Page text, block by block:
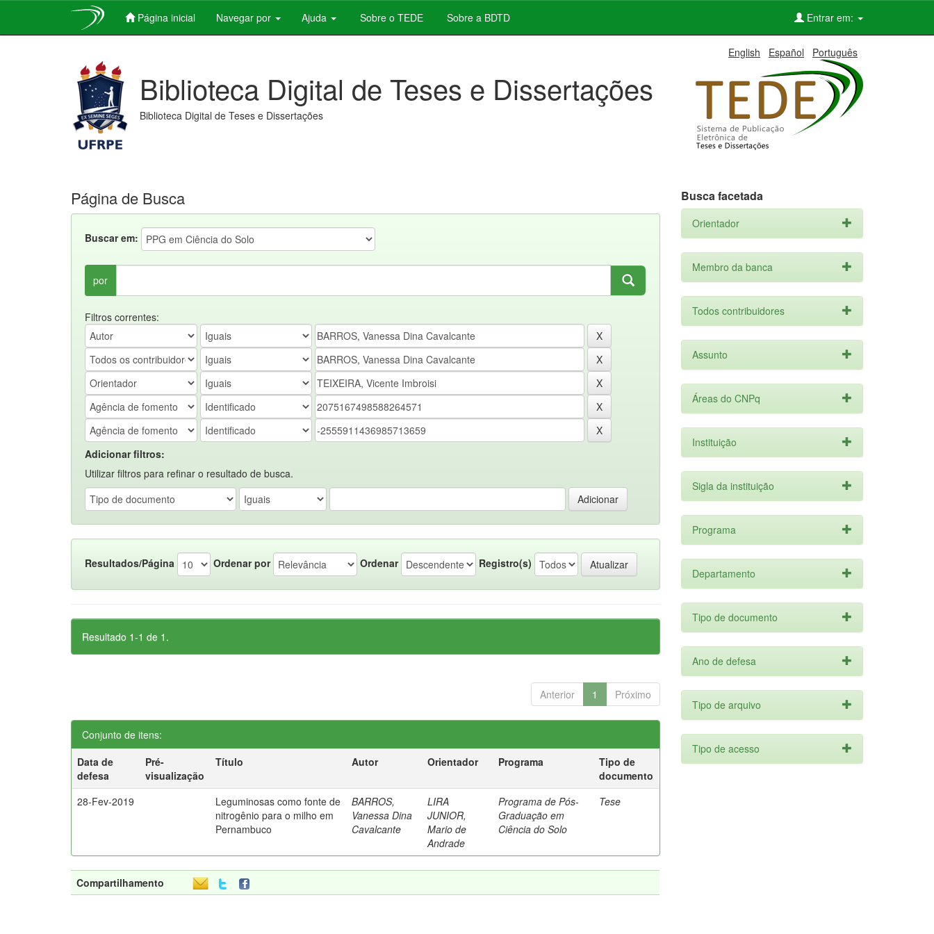
Página inicial Navegar por Ajuda Sobre o TEDE Sobre a BDTD Entrar em:
English Español Português
Biblioteca Digital de Teses e Dissertações
Biblioteca Digital de Teses e Dissertações
Página de Busca
Buscar em:
por
Filtros correntes:
Adicionar filtros:
Utilizar filtros para refinar o resultado de busca.
Resultados/Página Ordenar por Ordenar Registro(s)
Resultado 1-1 de 1.
Anterior 1 Próximo
Conjunto de itens:
Data de
defesa
Pré-
visualização
Título Autor Orientador Programa
Tipo de
documento
28-Fev-2019
Leguminosas como fonte de
nitrogênio para o milho em
Pernambuco
BARROS,
Vanessa Dina
Cavalcante
LIRA
JUNIOR,
Mario de
Andrade
Programa de Pós-
Graduação em
Ciência do Solo
Tese
Compartilhamento
Busca facetada
Orientador
Membro da banca
Todos contribuidores
Assunto
Áreas do CNPq
Instituição
Sigla da instituição
Programa
Departamento
Tipo de documento
Ano de defesa
Tipo de arquivo
Tipo de acesso